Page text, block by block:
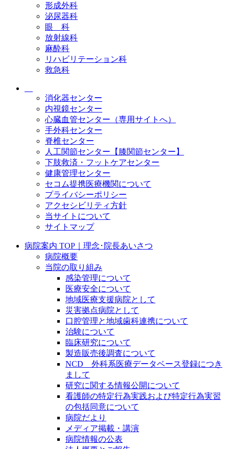
形成外科
泌尿器科
眼 科
放射線科
麻酔科
リハビリテーション科
救急科
消化器センター
内視鏡センター
心臓血管センター（専用サイトへ）
手外科センター
脊椎センター
人工関節センター【膝関節センター】
下肢救済・フットケアセンター
健康管理センター
セコム提携医療機関について
プライバシーポリシー
アクセシビリティ方針
当サイトについて
サイトマップ
病院案内 TOP｜理念･院長あいさつ
病院概要
当院の取り組み
感染管理について
医療安全について
地域医療支援病院として
災害拠点病院として
口腔管理と地域歯科連携について
治験について
臨床研究について
製造販売後調査について
NCD 外科系医療データベース登録につき
まして
研究に関する情報公開について
看護師の特定行為実践および特定行為実習
の包括同意について
病院だより
メディア掲載・講演
病院情報の公表